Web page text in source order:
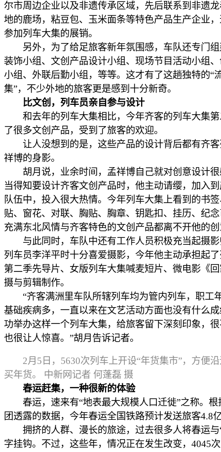
尔市周边企业以及非遗传承区域，先后联系到非遗
地的鹿场，粘豆包、玉米面条等特色产品生产企业
参加列车大集的展销。
另外，为了给足旅客新年氛围感，车队还专门组
装饰小组、文创产品设计小组、现场节目活动小组
小组、外联后勤小组，等等。这才有了这趟独特的“
集”，不少外地的旅客更是感到十分新奇。
比文创，列车员亲自参与设计
和去年的列车大集相比，今年齐客的列车大集第
了很多文创产品，受到了旅客的欢迎。
让人没想到的是，这些产品的设计背后都有齐客
祥博的身影。
胡月说，业余时间，孟祥博自己就对创意设计很
当得知要设计齐客文创产品时，他主动请缨，加入
队伍中，投入很大热情。今年列车大集上看到的书
贴、窗花、对联、胸贴、胸章、钥匙扣、挂历、纪
充满东北风情与齐客特色的文创产品都离不开他的
与此同时，车队中还有工作人员积极充当起摄影
列车员李洋平时十分喜爱摄影，今年他主动承担起
第二季先导片、女版列车大集喊麦短片、微电影《
摄与剪辑制作。
“齐客满洲里车队所辖列车均为管内列车，职工
基础疾病多，一直以来在文艺活动方面也没有什么
功举办这样一个列车大集，给旅客留下深刻印象，
也很让人惊喜。”胡月告诉记者。
2月5日，5630次列车上开设“年货集市”，方便
买年货。 中新网记者 何蓬磊 摄
春运赶集，一种很新的体验
春运，速来有“地表最大规模人口迁徙”之称。根
团透露的数据，今年春运全国铁路预计发送旅客4.8
拥挤的人群、漫长的旅途，过去很多人将春运与
字挂钩。不过，这些年，情况正在发生改变，4045